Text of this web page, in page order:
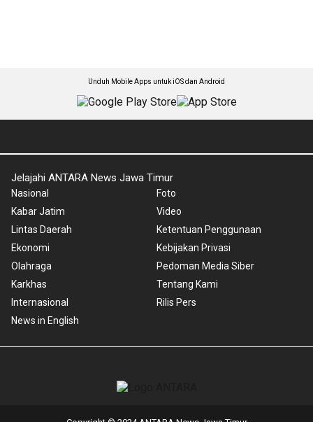
Unduh Mobile Apps untuk iOS dan Android
Jelajahi ANTARA News Jawa Timur
Nasional
Kabar Jatim
Lintas Daerah
Ekonomi
Olahraga
Karkhas
Internasional
News in English
Foto
Video
Ketentuan Penggunaan
Kebijakan Privasi
Pedoman Media Siber
Tentang Kami
Rilis Pers